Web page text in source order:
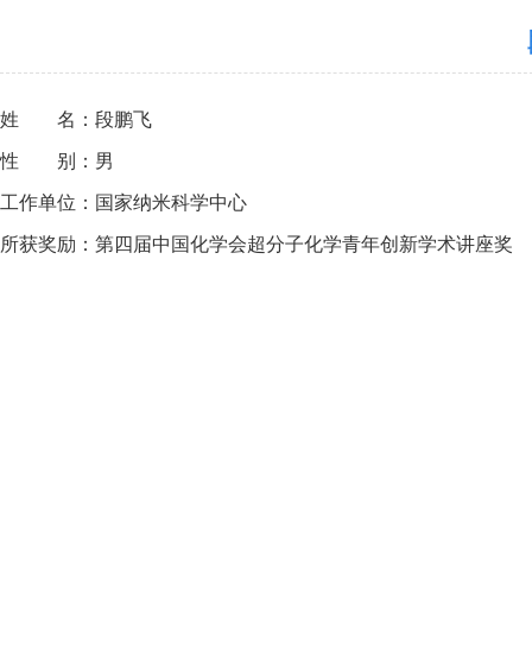
姓 名：段鹏飞
性 别：男
工作单位：国家纳米科学中心
所获奖励：第四届中国化学会超分子化学青年创新学术讲座奖